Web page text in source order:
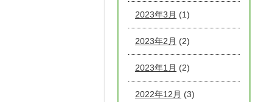
2023年3月 (1)
2023年2月 (2)
2023年1月 (2)
2022年12月 (3)